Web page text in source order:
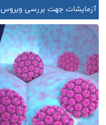
آزمایشات جهت بررسی ویروس HPV کدام است؟